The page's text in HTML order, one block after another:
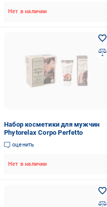
Нет в наличии
Набор косметики для мужчин
Phytorelax Corpo Perfetto
оценить
Нет в наличии